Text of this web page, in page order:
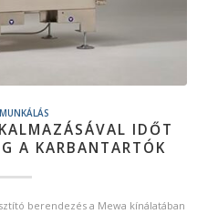
IDŐT
A KARBANTARTÓK
berendezés a Mewa kínálatában